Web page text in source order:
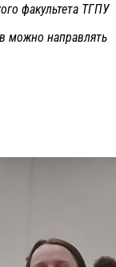
факультета ТГПУ
можно направлять